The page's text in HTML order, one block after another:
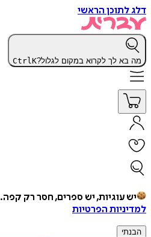
דלג לתוכן הראשי
מה בא לך לקרוא במקום לגלול? CtrlK
יש עוגיות, יש ספרים, חסר רק קפה.
למדיניות הפרטיות
הבנתי